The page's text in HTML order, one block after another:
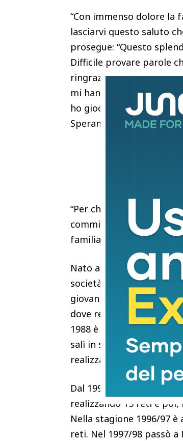
“Con immenso dolore la
lasciarvi questo saluto
prosegue: “Questo
Difficile provare parole
ringraziare la mia
mi hanno voluto bene e
ho giocato per l’affetto
Sperando che sia un
“Per chi volesse
commiato Frongillo al
familiari.
Nato a Rimini il 24
società sportiva
giovanili e all’età di 16
dove restò fino al 1988,
1988 è a Bergamo, alla
salì in serie B, nel
realizzando 31 reti.
Dal 1992 al 1996 fu a
realizzando 15 reti e
Nella stagione 1996/97
reti. Nel 1997/98 passò